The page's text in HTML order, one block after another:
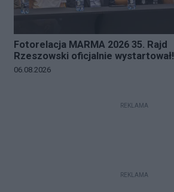
Fotorelacja MARMA 2026 35. Rajd
Rzeszowski oficjalnie wystartował!
Data dodania galerii:
06.08.2026
REKLAMA
REKLAMA